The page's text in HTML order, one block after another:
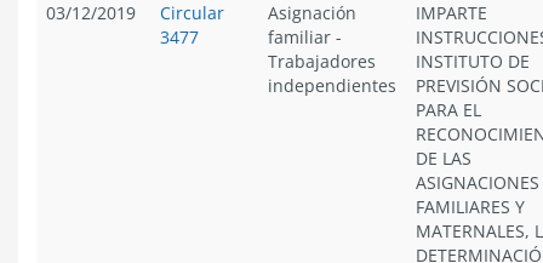
03/12/2019
Circular
3477
Asignación
familiar -
Trabajadores
independientes
IMPARTE
INSTITUTO DE
PREVISIÓN
PARA EL
DE LAS
ASIGNACIONES
FAMILIARES Y
MATERNALES,